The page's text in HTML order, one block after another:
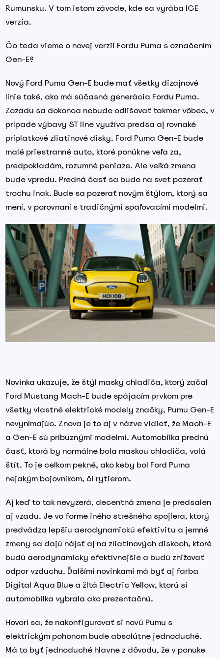
Rumunsku. V tom istom závode, kde sa vyrába ICE
verzia.
Čo teda vieme o novej verzii Fordu Puma s označením
Gen-E?
Nový Ford Puma Gen-E bude mať všetky dizajnové
línie také, ako má súčasná generácia Fordu Puma.
Zozadu sa dokonca nebude odlišovať takmer vôbec, v
prípade výbavy ST line využíva predsa aj rovnaké
príplatkové zliatinové disky. Ford Puma Gen-E bude
malé priestranné auto, ktoré ponúkne veľa za,
predpokladám, rozumné peniaze. Ale veľká zmena
bude vpredu. Predná časť sa bude na svet pozerať
trochu inak. Bude sa pozerať novým štýlom, ktorý sa
mení, v porovnaní s tradičnými spaľovacími modelmi.
Novinka ukazuje, že štýl masky chladiča, ktorý začal
Ford Mustang Mach-E bude spájacím prvkom pre
všetky vlastné elektrické modely značky, Pumu Gen-E
nevynímajúc. Znova je to aj v názve vidieť, že Mach-E
a Gen-E sú príbuznými modelmi. Automobilka prednú
časť, ktorá by normálne bola maskou chladiča, volá
štít. To je celkom pekné, ako keby bol Ford Puma
nejakým bojovníkom, či rytierom.
Aj keď to tak nevyzerá, decentná zmena je predsalen
aj vzadu. Je vo forme iného strešného spojlera, ktorý
predvádza lepšiu aerodynamickú efektivitu a jemné
zmeny sa dajú nájsť aj na zliatinových diskoch, ktoré
budú aerodynamicky efektívnejšie a budú znižovať
odpor vzduchu. Ďalšími novinkami má byť aj farba
Digital Aqua Blue a žltá Electric Yellow, ktorú si
automobilka vybrala ako prezentačnú.
Hovorí sa, že nakonfigurovať si novú Pumu s
elektrickým pohonom bude absolútne jednoduché.
Má to byť jednoduché hlavne z dôvodu, že v ponuke